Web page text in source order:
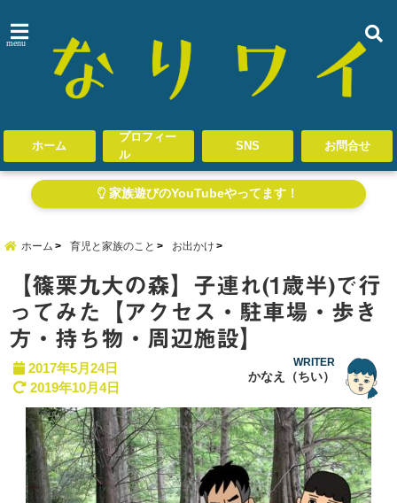
menu
ホーム
プロフィー
ル
SNS お問合せ
家族遊びのYouTubeやってます！
ホーム 育児と家族のこと お出かけ
【篠栗九大の森】子連れ(1歳半)で行
ってみた【アクセス・駐車場・歩き
方・持ち物・周辺施設】
2017年5月24日
2019年10月4日
WRITER
かなえ（ちい）